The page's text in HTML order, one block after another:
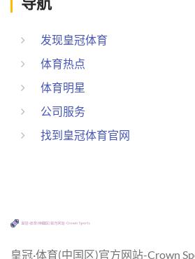
发现皇冠体育
体育热点
体育明星
公司服务
找到皇冠体育官网
皇冠·体育(中国区)官方网站-Crown